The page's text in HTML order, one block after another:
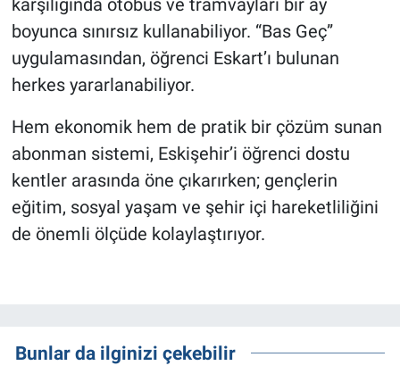
karşılığında otobüs ve tramvayları bir ay
boyunca sınırsız kullanabiliyor. “Bas Geç”
uygulamasından, öğrenci Eskart’ı bulunan
herkes yararlanabiliyor.
Hem ekonomik hem de pratik bir çözüm sunan
abonman sistemi, Eskişehir’i öğrenci dostu
kentler arasında öne çıkarırken; gençlerin
eğitim, sosyal yaşam ve şehir içi hareketliliğini
de önemli ölçüde kolaylaştırıyor.
Bunlar da ilginizi çekebilir